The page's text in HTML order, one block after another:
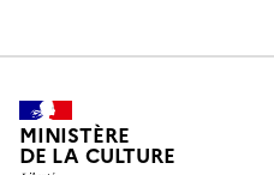
MINISTÈRE
DE LA CULTURE